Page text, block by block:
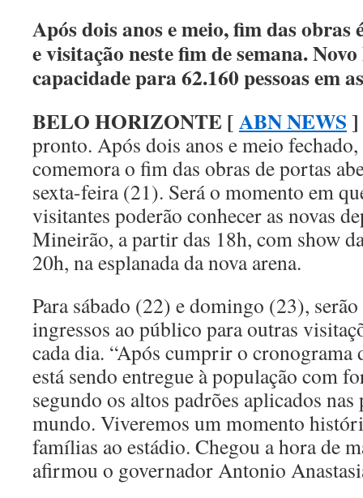
Após dois anos e meio, fim das obras
e visitação neste fim de semana.
capacidade para 62.160 pessoas em
BELO HORIZONTE [ABN NEWS]
pronto. Após dois anos e meio
comemora o fim das obras de portas
sexta-feira (21). Será o momento em
visitantes poderão conhecer as novas
Mineirão, a partir das 18h, com show
20h, na esplanada da nova arena.
Para sábado (22) e domingo (23),
ingressos ao público para outras
cada dia. “Após cumprir o cronograma
está sendo entregue à população com
segundo os altos padrões aplicados
mundo. Viveremos um momento
famílias ao estádio. Chegou a hora de
afirmou o governador Antonio